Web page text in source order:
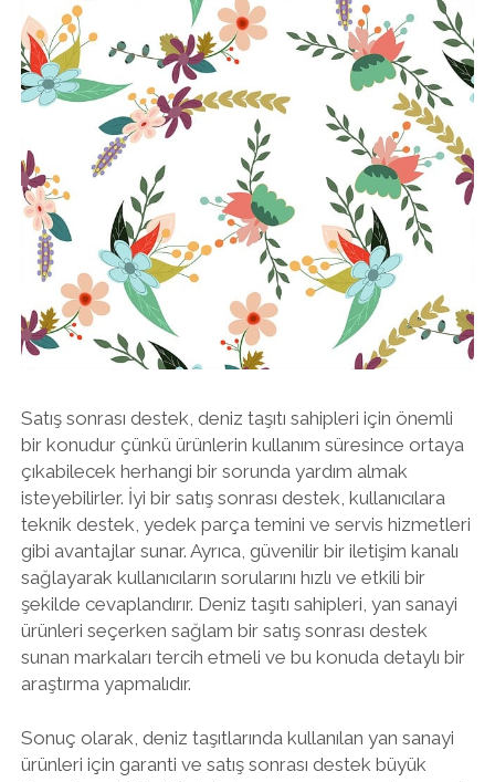
Satış sonrası destek, deniz taşıtı sahipleri için önemli
bir konudur çünkü ürünlerin kullanım süresince ortaya
çıkabilecek herhangi bir sorunda yardım almak
isteyebilirler. İyi bir satış sonrası destek, kullanıcılara
teknik destek, yedek parça temini ve servis hizmetleri
gibi avantajlar sunar. Ayrıca, güvenilir bir iletişim kanalı
sağlayarak kullanıcıların sorularını hızlı ve etkili bir
şekilde cevaplandırır. Deniz taşıtı sahipleri, yan sanayi
ürünleri seçerken sağlam bir satış sonrası destek
sunan markaları tercih etmeli ve bu konuda detaylı bir
araştırma yapmalıdır.
Sonuç olarak, deniz taşıtlarında kullanılan yan sanayi
ürünleri için garanti ve satış sonrası destek büyük